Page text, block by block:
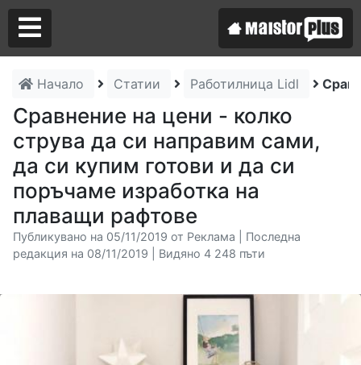
Начало Статии Работилница Lidl
Сравнение на цени - колко
струва да си направим сами,
да си купим готови и да си
поръчаме изработка на
плаващи рафтове
Публикувано на 05/11/2019 от Реклама | Последна
редакция на 08/11/2019 | Видяно 4 248 пъти
Аз съм майстор
Търся майстор